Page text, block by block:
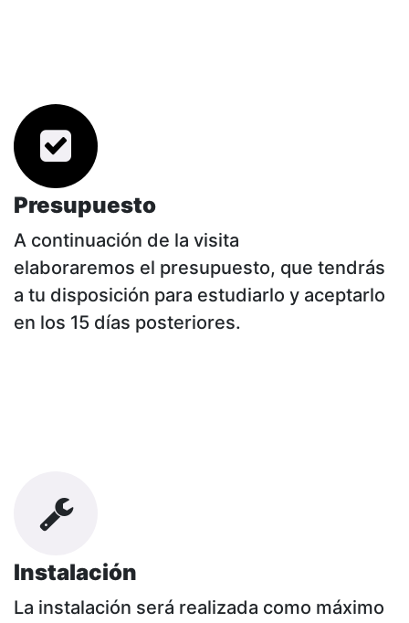
Presupuesto
A continuación de la visita
elaboraremos el presupuesto, que tendrás
a tu disposición para estudiarlo y aceptarlo
en los 15 días posteriores.
Instalación
La instalación será realizada como máximo